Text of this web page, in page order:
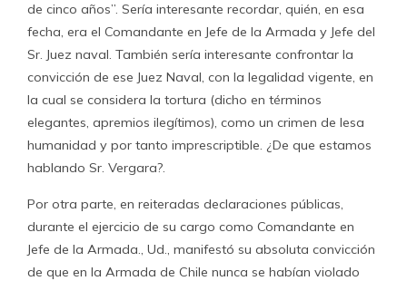
de cinco años”. Sería interesante recordar, quién, en esa
fecha, era el Comandante en Jefe de la Armada y Jefe del
Sr. Juez naval. También sería interesante confrontar la
convicción de ese Juez Naval, con la legalidad vigente, en
la cual se considera la tortura (dicho en términos
elegantes, apremios ilegítimos), como un crimen de lesa
humanidad y por tanto imprescriptible. ¿De que estamos
hablando Sr. Vergara?.
Por otra parte, en reiteradas declaraciones públicas,
durante el ejercicio de su cargo como Comandante en
Jefe de la Armada., Ud., manifestó su absoluta convicción
de que en la Armada de Chile nunca se habían violado